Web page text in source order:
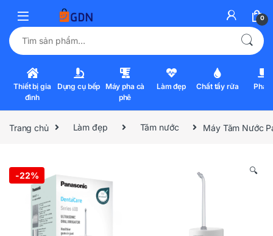
0
Tìm kiếm:
Thiết bị gia
đình
Dụng cụ bếp Máy pha cà
phê
Làm đẹp Chất tẩy rửa Pha
Trang chủ Làm đẹp Tăm nước Máy Tăm Nước
-22% 🔍